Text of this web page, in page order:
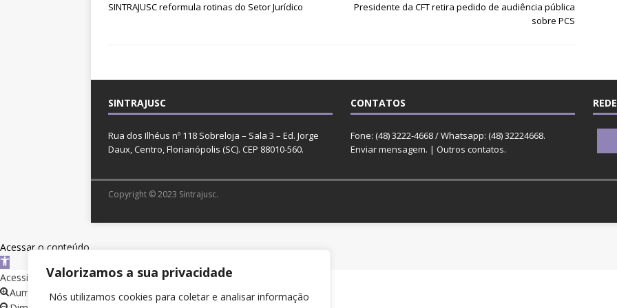
Valorizamos a sua privacidade
Nós utilizamos cookies para coletar e analisar informação
SINTRAJUSC reformula rotinas do Setor Jurídico
Presidente da CFT retira pedido de audiência pública
sobre PCS
SINTRAJUSC
Rua dos Ilhéus nº 118 Sobreloja – Sala 3 – Ed. Jorge
Daux, Centro, Florianópolis (SC). CEP 88010-560.
CONTATOS
Fone: (48) 3222-4668 / Whatsapp: (48) 32224668.
Enviar mensagem. | Outros contatos.
Copyright © 2023 Sintrajusc.
Acessar o conteúdo
A
b
r
Acessibilidade
Aumentar texto